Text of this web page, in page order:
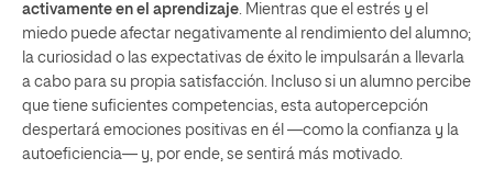
activamente en el aprendizaje. Mientras que el estrés y el
miedo puede afectar negativamente al rendimiento del alumno;
la curiosidad o las expectativas de éxito le impulsarán a llevarla
a cabo para su propia satisfacción. Incluso si un alumno percibe
que tiene suficientes competencias, esta autopercepción
despertará emociones positivas en él —como la confianza y la
autoeficiencia— y, por ende, se sentirá más motivado.